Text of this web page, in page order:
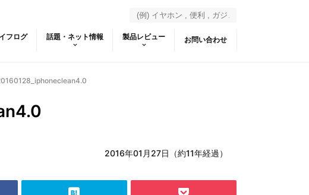
フログ 話題・ネット情報 製品レビュー お問い合わせ
2016年01月27日（約11年経過）